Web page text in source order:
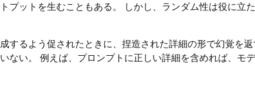
プットを生むこともある。 しかし、ランダム性は役に立
するよう促されたときに、捏造された詳細の形で幻覚を
ない。 例えば、プロンプトに正しい詳細を含めれば、モ